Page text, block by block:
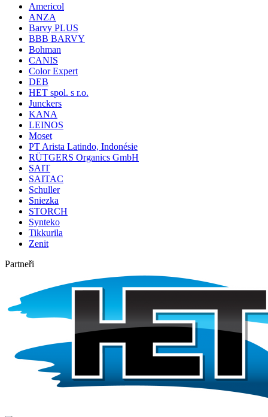
Americol
ANZA
Barvy PLUS
BBB BARVY
Bohman
CANIS
Color Expert
DEB
HET spol. s r.o.
Junckers
KANA
LEINOS
Moset
PT Arista Latindo, Indonésie
RÜTGERS Organics GmbH
SAIT
SAITAC
Schuller
Sniezka
STORCH
Synteko
Tikkurila
Zenit
Partneři